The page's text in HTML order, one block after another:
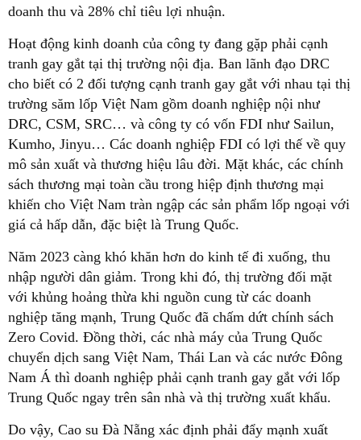
doanh thu và 28% chỉ tiêu lợi nhuận.
Hoạt động kinh doanh của công ty đang gặp phải cạnh
tranh gay gắt tại thị trường nội địa. Ban lãnh đạo DRC
cho biết có 2 đối tượng cạnh tranh gay gắt với nhau tại thị
trường săm lốp Việt Nam gồm doanh nghiệp nội như
DRC, CSM, SRC… và công ty có vốn FDI như Sailun,
Kumho, Jinyu… Các doanh nghiệp FDI có lợi thế về quy
mô sản xuất và thương hiệu lâu đời. Mặt khác, các chính
sách thương mại toàn cầu trong hiệp định thương mại
khiến cho Việt Nam tràn ngập các sản phẩm lốp ngoại với
giá cả hấp dẫn, đặc biệt là Trung Quốc.
Năm 2023 càng khó khăn hơn do kinh tế đi xuống, thu
nhập người dân giảm. Trong khi đó, thị trường đối mặt
với khủng hoảng thừa khi nguồn cung từ các doanh
nghiệp tăng mạnh, Trung Quốc đã chấm dứt chính sách
Zero Covid. Đồng thời, các nhà máy của Trung Quốc
chuyển dịch sang Việt Nam, Thái Lan và các nước Đông
Nam Á thì doanh nghiệp phải cạnh tranh gay gắt với lốp
Trung Quốc ngay trên sân nhà và thị trường xuất khẩu.
Do vậy, Cao su Đà Nẵng xác định phải đẩy mạnh xuất